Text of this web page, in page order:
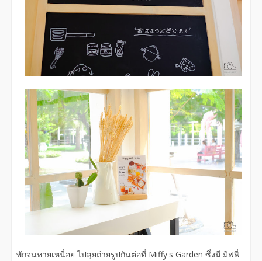
พักจนหายเหนื่อย ไปลุยถ่ายรูปกันต่อที่ Miffy's Garden ซึ่งมี มิฟฟี่